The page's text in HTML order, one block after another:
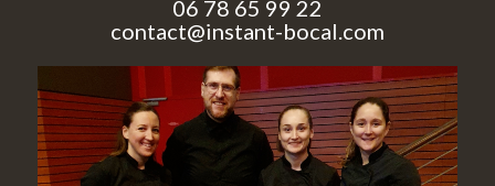
06 78 65 99 22
contact@instant-bocal.com